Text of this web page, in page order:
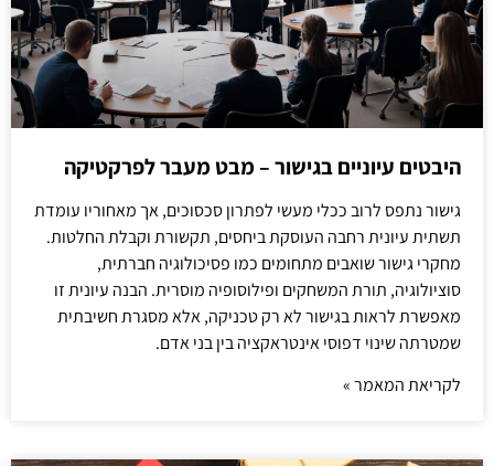
היבטים עיוניים בגישור – מבט מעבר לפרקטיקה
גישור נתפס לרוב ככלי מעשי לפתרון סכסוכים, אך מאחוריו עומדת
תשתית עיונית רחבה העוסקת ביחסים, תקשורת וקבלת החלטות.
מחקרי גישור שואבים מתחומים כמו פסיכולוגיה חברתית,
סוציולוגיה, תורת המשחקים ופילוסופיה מוסרית. הבנה עיונית זו
מאפשרת לראות בגישור לא רק טכניקה, אלא מסגרת חשיבתית
שמטרתה שינוי דפוסי אינטראקציה בין בני אדם.
לקריאת המאמר »